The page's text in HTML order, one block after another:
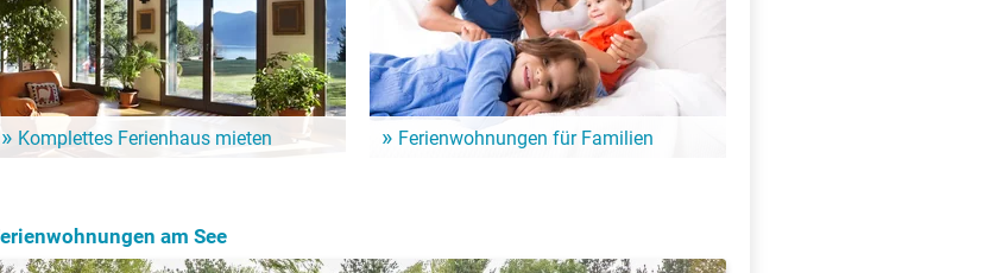
Komplettes Ferienhaus mieten Ferienwohnungen für Familien
am See